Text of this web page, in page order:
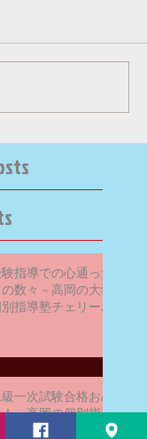
指導での心通った
数々－高岡の大学
指導塾チェリー・
一次試験合格おめ
－高岡の個別指導
ー・ブロッサム